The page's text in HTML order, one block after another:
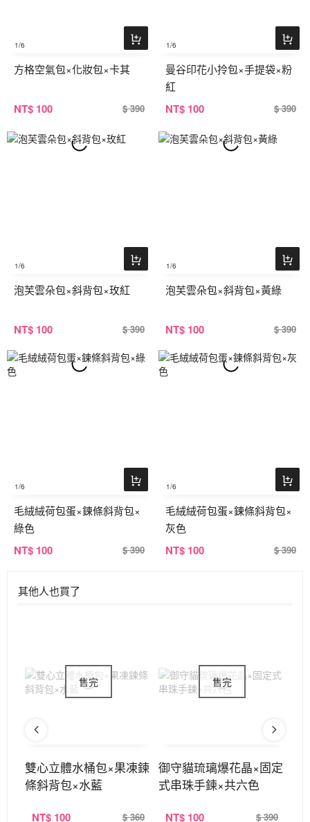
1/6
方格空氣包×化妝包×卡其
NT$ 100 $ 390
1/6
曼谷印花小拎包×手提袋×粉
紅
NT$ 100 $ 390
1/6
泡芙雲朵包×斜背包×玫紅
NT$ 100 $ 390
1/6
泡芙雲朵包×斜背包×黃綠
NT$ 100 $ 390
1/6
毛絨絨荷包蛋×鍊條斜背包×
綠色
NT$ 100 $ 390
1/6
毛絨絨荷包蛋×鍊條斜背包×
灰色
NT$ 100 $ 390
其他人也買了
雙心立體水桶包×果凍鍊
條斜背包×水藍
NT$ 100 $ 360
御守貓琉璃爆花晶×固定
式串珠手鍊×共六色
NT$ 100 $ 390